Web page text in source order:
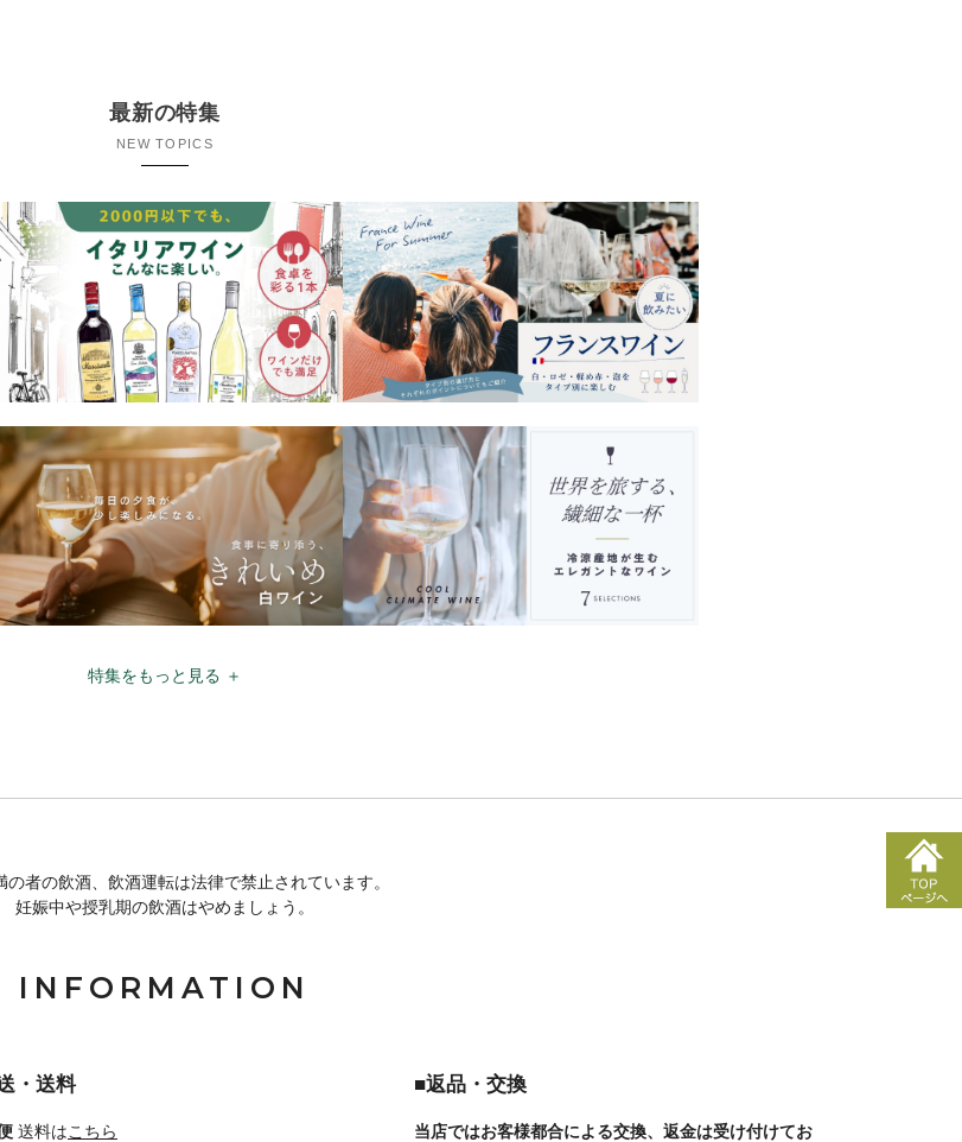
最新の特集
NEW TOPICS
特集をもっと見る ＋
の者の飲酒、飲酒運転は法律で禁止されています。
妊娠中や授乳期の飲酒はやめましょう。
INFORMATION
・送料
送料はこちら
■返品・交換
当店ではお客様都合による交換、返金は受け付けてお